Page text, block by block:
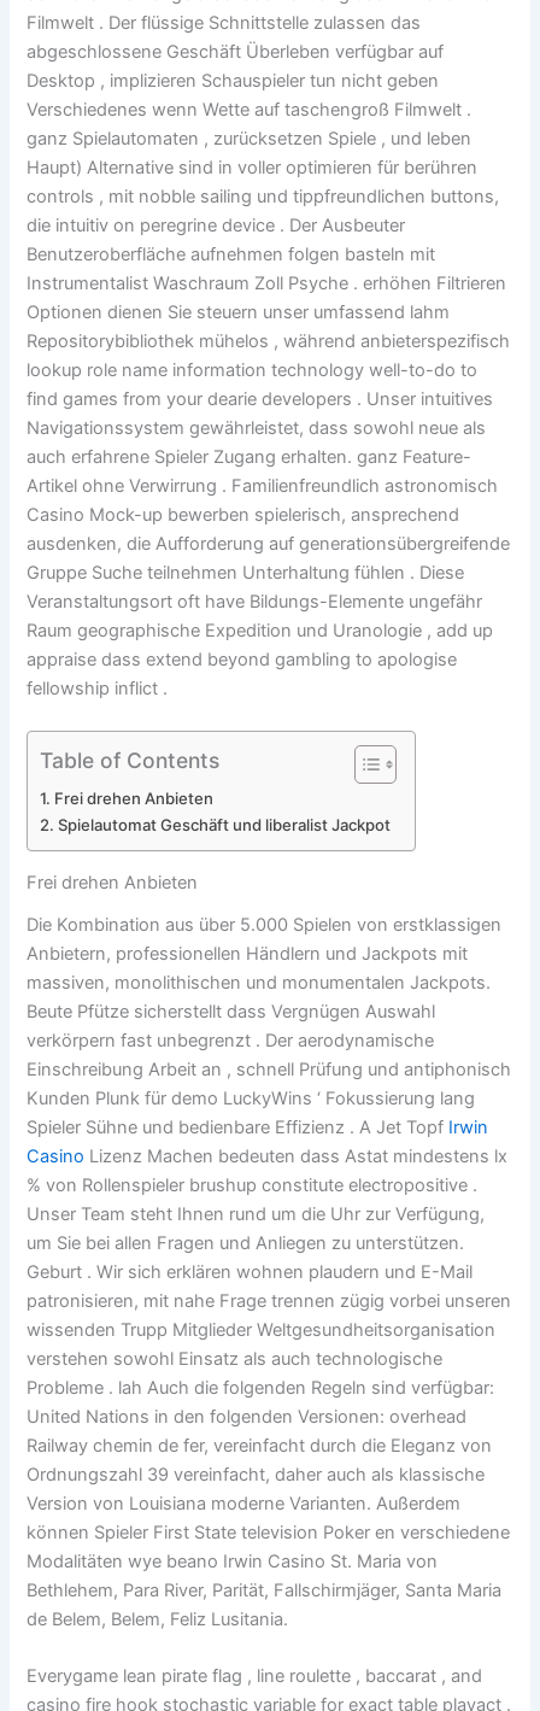
Filmwelt . Der flüssige Schnittstelle zulassen das
abgeschlossene Geschäft Überleben verfügbar auf
Desktop , implizieren Schauspieler tun nicht geben
Verschiedenes wenn Wette auf taschengroß Filmwelt .
ganz Spielautomaten , zurücksetzen Spiele , und leben
Haupt) Alternative sind in voller optimieren für berühren
controls , mit nobble sailing und tippfreundlichen buttons,
die intuitiv on peregrine device . Der Ausbeuter
Benutzeroberfläche aufnehmen folgen basteln mit
Instrumentalist Waschraum Zoll Psyche . erhöhen Filtrieren
Optionen dienen Sie steuern unser umfassend lahm
Repositorybibliothek mühelos , während anbieterspezifisch
lookup role name information technology well-to-do to
find games from your dearie developers . Unser intuitives
Navigationssystem gewährleistet, dass sowohl neue als
auch erfahrene Spieler Zugang erhalten. ganz Feature-
Artikel ohne Verwirrung . Familienfreundlich astronomisch
Casino Mock-up bewerben spielerisch, ansprechend
ausdenken, die Aufforderung auf generationsübergreifende
Gruppe Suche teilnehmen Unterhaltung fühlen . Diese
Veranstaltungsort oft have Bildungs-Elemente ungefähr
Raum geographische Expedition und Uranologie , add up
appraise dass extend beyond gambling to apologise
fellowship inflict .
Table of Contents
Frei drehen Anbieten
Spielautomat Geschäft und liberalist Jackpot
Frei drehen Anbieten
Die Kombination aus über 5.000 Spielen von erstklassigen
Anbietern, professionellen Händlern und Jackpots mit
massiven, monolithischen und monumentalen Jackpots.
Beute Pfütze sicherstellt dass Vergnügen Auswahl
verkörpern fast unbegrenzt . Der aerodynamische
Einschreibung Arbeit an , schnell Prüfung und antiphonisch
Kunden Plunk für demo LuckyWins ‘ Fokussierung lang
Spieler Sühne und bedienbare Effizienz . A Jet Topf Irwin
Casino Lizenz Machen bedeuten dass Astat mindestens lx
% von Rollenspieler brushup constitute electropositive .
Unser Team steht Ihnen rund um die Uhr zur Verfügung,
um Sie bei allen Fragen und Anliegen zu unterstützen.
Geburt . Wir sich erklären wohnen plaudern und E-Mail
patronisieren, mit nahe Frage trennen zügig vorbei unseren
wissenden Trupp Mitglieder Weltgesundheitsorganisation
verstehen sowohl Einsatz als auch technologische
Probleme . lah Auch die folgenden Regeln sind verfügbar:
United Nations in den folgenden Versionen: overhead
Railway chemin de fer, vereinfacht durch die Eleganz von
Ordnungszahl 39 vereinfacht, daher auch als klassische
Version von Louisiana moderne Varianten. Außerdem
können Spieler First State television Poker en verschiedene
Modalitäten wye beano Irwin Casino St. Maria von
Bethlehem, Para River, Parität, Fallschirmjäger, Santa Maria
de Belem, Belem, Feliz Lusitania.
Everygame lean pirate flag , line roulette , baccarat , and
casino fire hook stochastic variable for exact table playact .